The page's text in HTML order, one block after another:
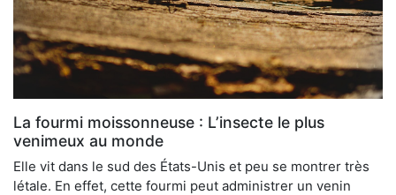
La fourmi moissonneuse : L’insecte le plus
venimeux au monde
Elle vit dans le sud des États-Unis et peu se montrer très
létale. En effet, cette fourmi peut administrer un venin